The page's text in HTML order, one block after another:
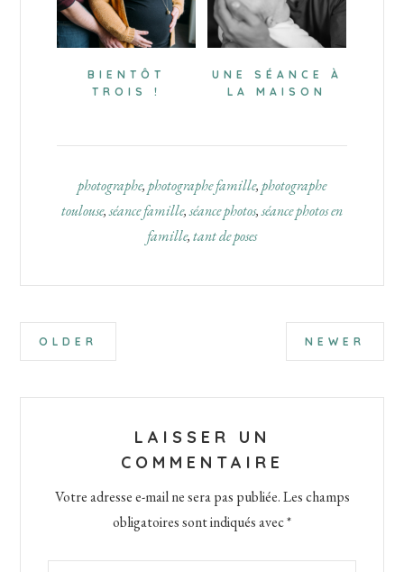
BIENTÔT
TROIS !
UNE SÉANCE À
LA MAISON
photographe,photographe famille,photographe
toulouse,séance famille,séance photos,séance photos en
famille,tant de poses
Interactions
lecteur
OLDER NEWER
LAISSER UN
COMMENTAIRE
Votre adresse e-mail ne sera pas publiée.Les champs
obligatoires sont indiqués avec*